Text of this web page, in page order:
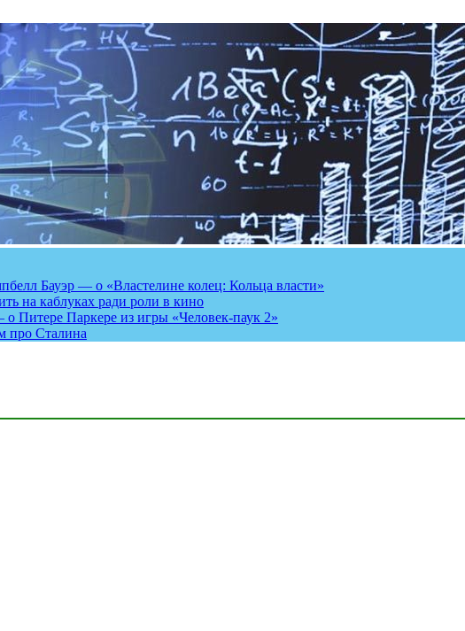
Бауэр — о «Властелине колец: Кольца власти»
на каблуках ради роли в кино
Питере Паркере из игры «Человек-паук 2»
про Сталина